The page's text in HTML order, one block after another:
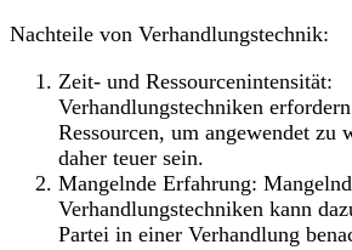
Nachteile von Verhandlungstechnik:
Zeit- und Ressourcenintensität:
Verhandlungstechniken
Ressourcen, um angewendet zu
daher teuer sein.
Mangelnde Erfahrung:
Verhandlungstechniken kann
Partei in einer Verhandlung